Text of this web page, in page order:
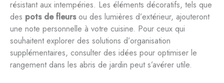
résistant aux intempéries. Les éléments décoratifs, tels que
des pots de fleursou des lumières d’extérieur, ajouteront
une note personnelle à votre cuisine. Pour ceux qui
souhaitent explorer des solutions d’organisation
supplémentaires, consulter des idées pour optimiser le
rangement dans les abris de jardin peut s’avérer utile.